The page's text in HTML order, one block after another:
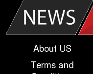
About US
Terms and